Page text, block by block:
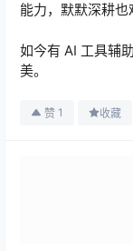
能力，默默深耕也
如今有 AI 工具辅
美。
赞 1 收藏